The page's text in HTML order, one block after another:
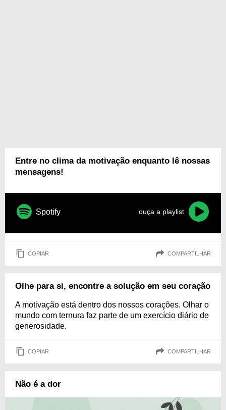
Entre no clima da motivação enquanto lê nossas
mensagens!
Spotify ouça a playlist
COPIAR COMPARTILHAR
Olhe para si, encontre a solução em seu coração
A motivação está dentro dos nossos corações. Olhar o
mundo com ternura faz parte de um exercício diário de
generosidade.
COPIAR COMPARTILHAR
Não é a dor